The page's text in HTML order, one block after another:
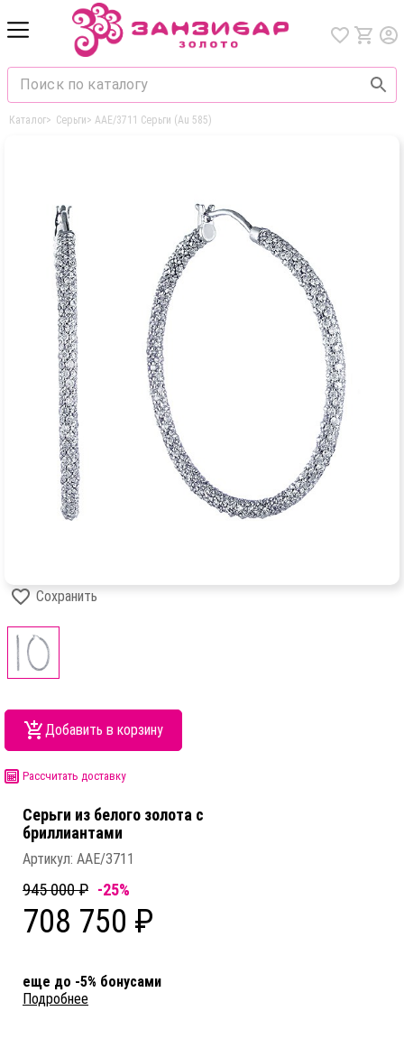
Каталог> Серьги> AAE/3711 Серьги (Au 585)
Сохранить
Добавить в корзину
Рассчитать доставку
Серьги из белого золота c
бриллиантами
Артикул: AAE/3711
945 000 ₽ -25%
708 750 ₽
еще до -5% бонусами
Подробнее